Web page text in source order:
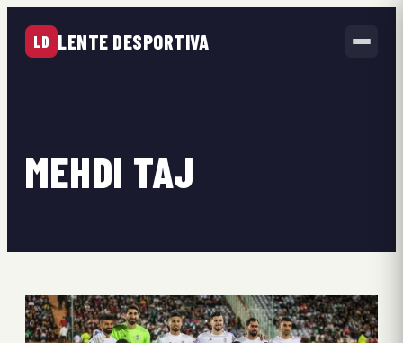
LD LENTE DESPORTIVA
MEHDI TAJ